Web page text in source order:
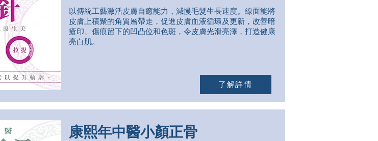
以傳統工藝激活皮膚自癒能力，減慢毛髮生長速度。線面能將
皮膚上積聚的角質層帶走，促進皮膚血液循環及更新，改善暗
瘡印、傷痕留下的凹凸位和色斑，令皮膚光滑亮澤，打造健康
亮白肌。
了解詳情
康熙年中醫小顏正骨